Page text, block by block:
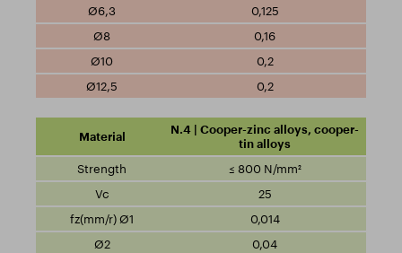
0,125
0,16
0,2
0,2
N.4 | Cooper-zinc alloys, cooper-
tin alloys
≤ 800 N/mm²
25
0,014
0,04